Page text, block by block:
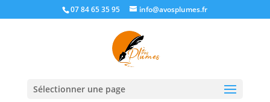
07 84 65 35 95 info@avosplumes.fr
Sélectionner une page